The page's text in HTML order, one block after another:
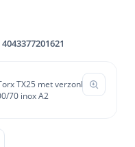
4043377201621